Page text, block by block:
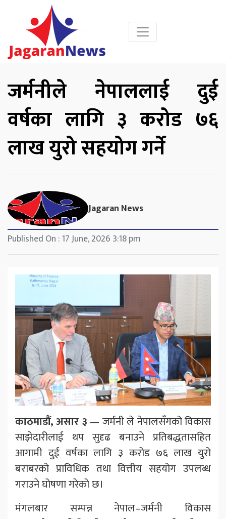
जर्मनीले नेपाललाई दुई
वर्षका लागि ३ करोड ७६
लाख युरो सहयोग गर्ने
Jagaran News
Published On : 17 June, 2026 3:18 pm
काठमाडौं, असार ३ — जर्मनी ले नेपालसँगको विकास
साझेदारीलाई थप सुदृढ बनाउने प्रतिबद्धतासहित
आगामी दुई वर्षका लागि ३ करोड ७६ लाख युरो
बराबरको प्राविधिक तथा वित्तीय सहयोग उपलब्ध
गराउने घोषणा गरेको छ।
मंगलबार सम्पन्न नेपाल–जर्मनी विकास